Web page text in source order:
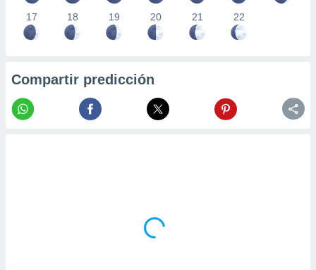
17 18 19 20 21 22
Compartir predicción